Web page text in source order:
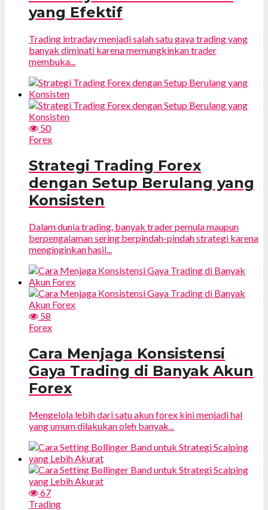
yang Efektif
Trading intraday menjadi salah satu gaya trading yang
banyak diminati karena memungkinkan trader
membuka...
50
Forex
Strategi Trading Forex
dengan Setup Berulang yang
Konsisten
Dalam dunia trading, banyak trader pemula maupun
berpengalaman sering berpindah-pindah strategi karena
menginginkan hasil...
58
Forex
Cara Menjaga Konsistensi
Gaya Trading di Banyak Akun
Forex
Mengelola lebih dari satu akun forex kini menjadi hal
yang umum dilakukan oleh banyak...
67
Trading